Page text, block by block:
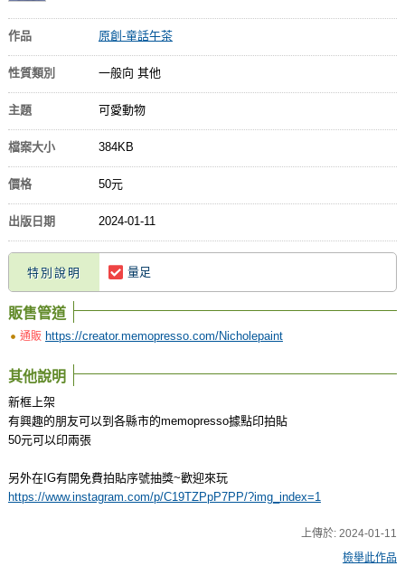
作品 原創-童話午茶
性質類別 一般向 其他
主題 可愛動物
檔案大小 384KB
價格 50元
出版日期 2024-01-11
特別說明 量足
販售管道
通販 https://creator.memopresso.com/Nicholepaint
其他說明
新框上架
有興趣的朋友可以到各縣市的memopresso據點印拍貼
50元可以印兩張
另外在IG有開免費拍貼序號抽獎~歡迎來玩
https://www.instagram.com/p/C19TZPpP7PP/?img_index=1
上傳於:2024-01-11
檢舉此作品